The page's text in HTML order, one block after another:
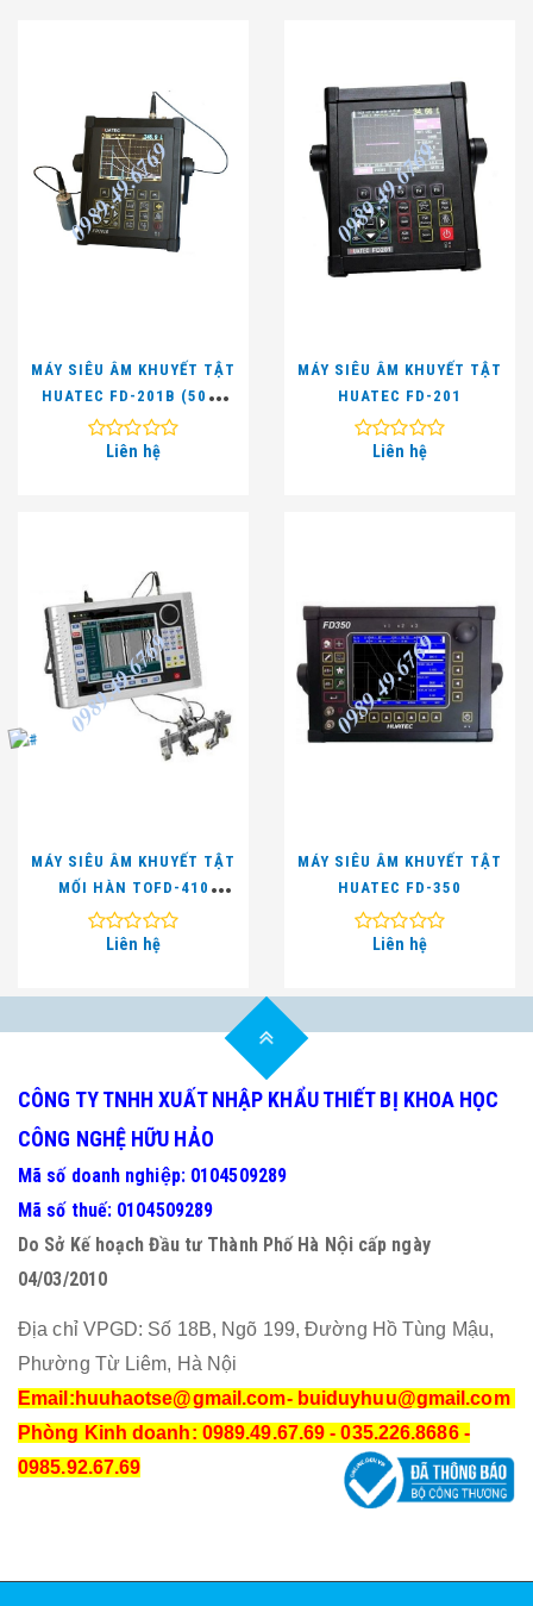
MÁY SIÊU ÂM KHUYẾT TẬT
HUATEC FD-201B (5000
MM)
Liên hệ
MÁY SIÊU ÂM KHUYẾT TẬT
HUATEC FD-201
Liên hệ
MÁY SIÊU ÂM KHUYẾT TẬT
MỐI HÀN TOFD-410
(TOFD, 8 KÊNH)
Liên hệ
MÁY SIÊU ÂM KHUYẾT TẬT
HUATEC FD-350
Liên hệ
CÔNG TY TNHH XUẤT NHẬP KHẨU THIẾT BỊ KHOA HỌC
CÔNG NGHỆ HỮU HẢO
Mã số doanh nghiệp: 0104509289
Mã số thuế: 0104509289
Do Sở Kế hoạch Đầu tư Thành Phố Hà Nội cấp ngày
04/03/2010
Địa chỉ VPGD: Số 18B, Ngõ 199, Đường Hồ Tùng Mậu,
Phường Từ Liêm, Hà Nội
Email:huuhaotse@gmail.com- buiduyhuu@gmail.com
Phòng Kinh doanh: 0989.49.67.69 - 035.226.8686 -
0985.92.67.69